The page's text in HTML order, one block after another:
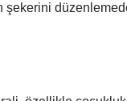
şekerini